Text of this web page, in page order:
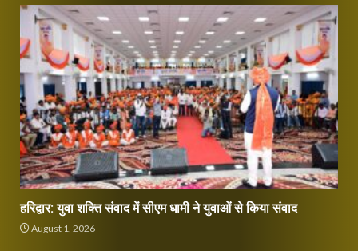
हरिद्वार: युवा शक्ति संवाद में सीएम धामी ने युवाओं से किया संवाद
August 1, 2026